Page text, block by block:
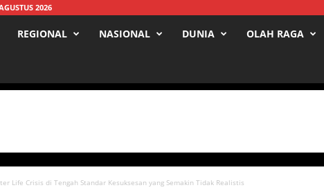
2026
s
REGIONAL NASIONAL DUNIA OLAH RAGA
Life Crisis di Tengah Standar Kesuksesan yang Semakin Tidak Realistis